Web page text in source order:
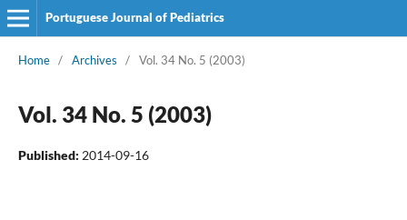
Portuguese Journal of Pediatrics
Home / Archives / Vol. 34 No. 5 (2003)
Vol. 34 No. 5 (2003)
Published: 2014-09-16